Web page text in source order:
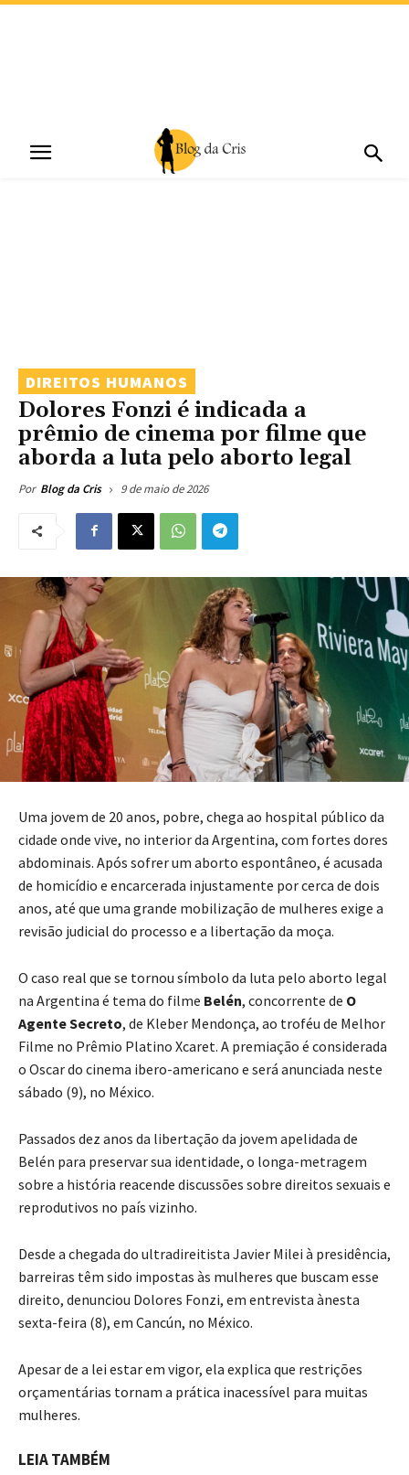
DIREITOS HUMANOS
Dolores Fonzi é indicada a
prêmio de cinema por filme que
aborda a luta pelo aborto legal
Por Blog da Cris 9 de maio de 2026
Uma jovem de 20 anos, pobre, chega ao hospital público da
cidade onde vive, no interior da Argentina, com fortes dores
abdominais. Após sofrer um aborto espontâneo, é acusada
de homicídio e encarcerada injustamente por cerca de dois
anos, até que uma grande mobilização de mulheres exige a
revisão judicial do processo e a libertação da moça.
O caso real que se tornou símbolo da luta pelo aborto legal
na Argentina é tema do filme Belén, concorrente de O
Agente Secreto, de Kleber Mendonça, ao troféu de Melhor
Filme no Prêmio Platino Xcaret. A premiação é considerada
o Oscar do cinema ibero-americano e será anunciada neste
sábado (9), no México.
Passados dez anos da libertação da jovem apelidada de
Belén para preservar sua identidade, o longa-metragem
sobre a história reacende discussões sobre direitos sexuais e
reprodutivos no país vizinho.
Desde a chegada do ultradireitista Javier Milei à presidência,
barreiras têm sido impostas às mulheres que buscam esse
direito, denunciou Dolores Fonzi, em entrevista ànesta
sexta-feira (8), em Cancún, no México.
Apesar de a lei estar em vigor, ela explica que restrições
orçamentárias tornam a prática inacessível para muitas
mulheres.
LEIA TAMBÉM